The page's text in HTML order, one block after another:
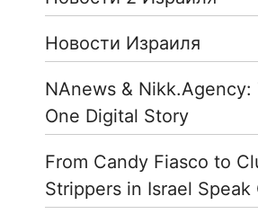
Новости Израиля
NAnews &
One Digital Story
From Candy Fiasco to
Strippers in Israel Speak